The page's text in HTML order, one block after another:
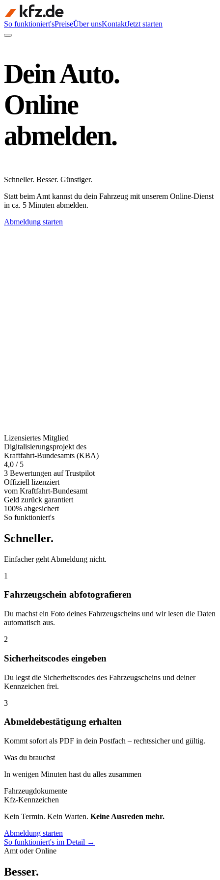
So funktioniert'sPreiseÜber unsKontaktJetzt starten
Dein Auto.
Online
abmelden.
Schneller. Besser. Günstiger.
Statt beim Amt kannst du dein Fahrzeug mit unserem Online-Dienst
in ca. 5 Minuten abmelden.
Abmeldung starten
Lizensiertes Mitglied
Digitalisierungsprojekt des
Kraftfahrt-Bundesamts (KBA)
4,0 / 5
3 Bewertungen auf Trustpilot
Offiziell lizenziert
vom Kraftfahrt-Bundesamt
Geld zurück garantiert
100% abgesichert
So funktioniert's
Schneller.
Einfacher geht Abmeldung nicht.
1
Fahrzeugschein abfotografieren
Du machst ein Foto deines Fahrzeugscheins und wir lesen die Daten
automatisch aus.
2
Sicherheitscodes eingeben
Du legst die Sicherheitscodes des Fahrzeugscheins und deiner
Kennzeichen frei.
3
Abmeldebestätigung erhalten
Kommt sofort als PDF in dein Postfach – rechtssicher und gültig.
Was du brauchst
In wenigen Minuten hast du alles zusammen
Fahrzeugdokumente
Kfz-Kennzeichen
Kein Termin. Kein Warten. Keine Ausreden mehr.
Abmeldung starten
So funktioniert's im Detail →
Amt oder Online
Besser.